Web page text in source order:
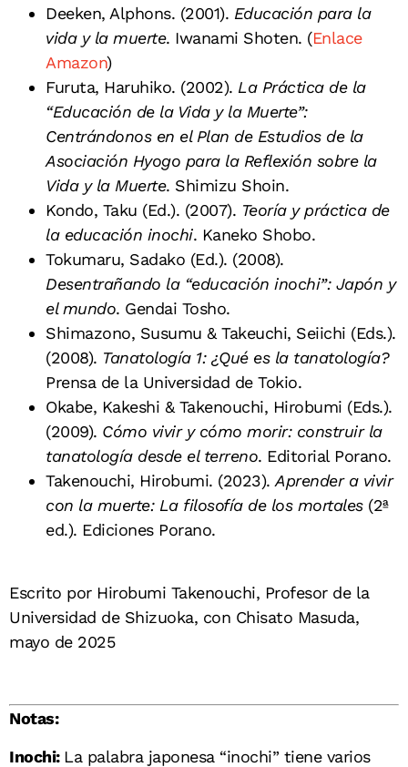
Deeken, Alphons. (2001). Educación para la
vida y la muerte. Iwanami Shoten. (Enlace
Amazon)
Furuta, Haruhiko. (2002). La Práctica de la
“Educación de la Vida y la Muerte”:
Centrándonos en el Plan de Estudios de la
Asociación Hyogo para la Reflexión sobre la
Vida y la Muerte. Shimizu Shoin.
Kondo, Taku (Ed.). (2007). Teoría y práctica de
la educación inochi. Kaneko Shobo.
Tokumaru, Sadako (Ed.). (2008).
Desentrañando la “educación inochi”: Japón y
el mundo. Gendai Tosho.
Shimazono, Susumu & Takeuchi, Seiichi (Eds.).
(2008). Tanatología 1: ¿Qué es la tanatología?
Prensa de la Universidad de Tokio.
Okabe, Kakeshi & Takenouchi, Hirobumi (Eds.).
(2009). Cómo vivir y cómo morir: construir la
tanatología desde el terreno. Editorial Porano.
Takenouchi, Hirobumi. (2023).Aprender a vivir
con la muerte: La filosofía de los mortales(2ª
ed.). Ediciones Porano.
Escrito por Hirobumi Takenouchi, Profesor de la
Universidad de Shizuoka, con Chisato Masuda,
mayo de 2025
Notas:
Inochi: La palabra japonesa “inochi” tiene varios